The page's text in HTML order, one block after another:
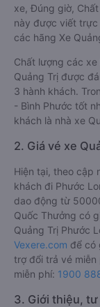
xe, Đúng giờ,
này được viết
các hãng Xe
Chất lượng các
Quảng Trị được
3 hành khách.
- Bình Phước tốt
khách là nhà xe
2. Giá vé xe
Hiện tại, theo cập
khách đi Phước
dao động từ
Quốc Thưởng có
Quảng Trị Phước
Vexere.com để có
trợ đổi trả vé
miễn phí: 1900
3. Giới thiệu,